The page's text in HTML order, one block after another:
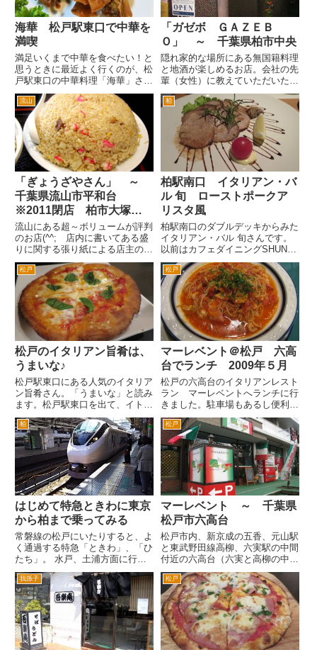
海華 松戸駅東口で中華を
満喫
満足いくまで中華を食べたい！と
思うときに最近よく行くのが、松
戸駅東口の中華料理「海華」さん
です。店員さんもとても感じがよ
いです。 他店とのローテーシ
ョンなのかホールの女性が二度変
わりました。お二人共ともてフレ
ンドリーで、客さばきがうまか
っ...
「ガゼボ ＧＡＺＥＢ
Ｏ」 ～ 千葉県柏市中央
隠れ家的な場所にある無国籍料理
と地酒が楽しめるお店。会社の先
輩（女性）に教えていただいたん
ですが、柏駅東口を出て線路沿い
に丸井方面へ。丸井の丸井館の脇
と進み、駿河台予備校の交差点を
左折、ボンベイのあったビルの隣
のビルの地下１階です。 ちょ
っ...
流山
「ぎょうざやさん」 ～
千葉県流山市平和台
※2011閉店 柏市大塚町
へ移転
流山にある超～ボリュームが評判
のお店(^^; 店内に書いてある盛
りに関する張り紙による店主の方
のお知らせは重要です(^^; 。
「おれは大丈夫だよ～」などとこ
の貼り紙をあなどると大変なこと
になります。地獄に堕ちるかも
(^^; S － 50円 ...
柏
柏駅南口 イタリアン・バ
ル 旬 ローストポークア
リスタ風
柏駅南口のダブルデッキからみた
イタリアン・バル 旬さんです。
以前はカフェダイニングSHUN
旬でした。 最近リニューアルし
てイタリアン バルになりまし
た。バルっていうのは、「スペイ
ン風居酒屋」とか訳されますね。
英語のBARに類する言葉のよ...
松戸
松戸のイタリアン旨肴は、
うまいな♪
松戸駅東口にある人気のイタリア
ン旨肴さん。「うまいな」と読み
ます。松戸駅東口を出て、イトー
ヨーカドーの前の道を左へ。2分
ぐらい歩くと左側にあります。バ
ス通り沿いです。 洋風居酒
屋？街角のイタリアン？という独
特な雰囲気のお店です。ご夫婦で
や...
松戸
マーレベント＠松戸 六高
台でランチ 2009年５月
松戸の六高台のイタリアンレスト
ラン マーレベントへランチに行
きました。駐車場もあるし便利で
す。 ランチは、900円で、パスタ
やピザから選べます。まずは、パ
ンが、ついてます。 カップスー
プもついてます。コンソメスープ
ですが、いろいろ具がはいっ...
柏
はじめて特急ときわに東京
から柏まで乗ってみる
常磐線の松戸にいたりすると、よ
く通過する特急「ときわ」、「ひ
たち」。 水戸、土浦方面に行く
用事もないから常磐線沿線在住
50年ながら利用したことがあり
ませんでした。 小学生の頃は、
Ｌ特急「ひたち」は憧れでした。
特急列車に乗ってみたいなあとよ
く...
松戸
マーレベント ～ 千葉県
松戸市六高台
松戸市内、新京成の五香、元山駅
と東武野田線高柳、六実駅の中間
付近の六高台（六実と高柳の中間
だから）にあるイタリアンレスト
ランです。 以前は、ここは、レ
ストラン桂という、やはりイタリ
アン系のレストランだったかと思
いますが、最近看板が、変わっ
て...
我孫子 松戸